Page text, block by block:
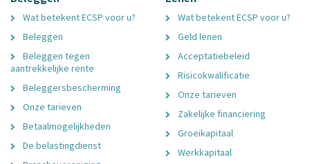
Wat betekent ECSP voor u?
Beleggen
Beleggen tegen
aantrekkelijke rente
Beleggersbescherming
Onze tarieven
Betaalmogelijkheden
De belastingdienst
Wat betekent ECSP voor u?
Geld lenen
Acceptatiebeleid
Risicokwalificatie
Onze tarieven
Zakelijke financiering
Groeikapitaal
Werkkapitaal